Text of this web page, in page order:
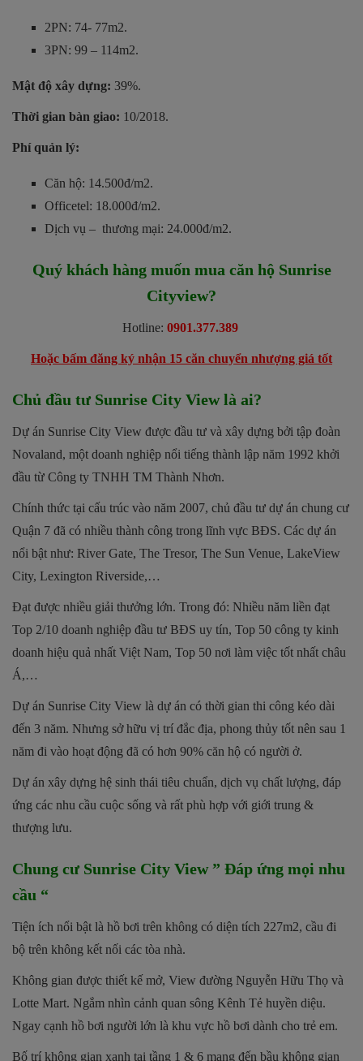
2PN: 74- 77m2.
3PN: 99 – 114m2.
Mật độ xây dựng: 39%.
Thời gian bàn giao: 10/2018.
Phí quản lý:
Căn hộ: 14.500đ/m2.
Officetel: 18.000đ/m2.
Dịch vụ – thương mại: 24.000đ/m2.
Quý khách hàng muốn mua căn hộ Sunrise
Cityview?
Hotline: 0901.377.389
Hoặc bấm đăng ký nhận 15 căn chuyển nhượng giá tốt
Chủ đầu tư Sunrise City View là ai?
Dự án Sunrise City View được đầu tư và xây dựng bởi tập đoàn
Novaland, một doanh nghiệp nổi tiếng thành lập năm 1992 khởi
đầu từ Công ty TNHH TM Thành Nhơn.
Chính thức tại cấu trúc vào năm 2007, chủ đầu tư dự án chung cư
Quận 7 đã có nhiều thành công trong lĩnh vực BĐS. Các dự án
nổi bật như: River Gate, The Tresor, The Sun Venue, LakeView
City, Lexington Riverside,…
Đạt được nhiều giải thưởng lớn. Trong đó: Nhiều năm liền đạt
Top 2/10 doanh nghiệp đầu tư BĐS uy tín, Top 50 công ty kinh
doanh hiệu quả nhất Việt Nam, Top 50 nơi làm việc tốt nhất châu
Á,…
Dự án Sunrise City View là dự án có thời gian thi công kéo dài
đến 3 năm. Nhưng sở hữu vị trí đắc địa, phong thủy tốt nên sau 1
năm đi vào hoạt động đã có hơn 90% căn hộ có người ở.
Dự án xây dựng hệ sinh thái tiêu chuẩn, dịch vụ chất lượng, đáp
ứng các nhu cầu cuộc sống và rất phù hợp với giới trung &
thượng lưu.
Chung cư Sunrise City View ” Đáp ứng mọi nhu
cầu “
Tiện ích nổi bật là hồ bơi trên không có diện tích 227m2, cầu đi
bộ trên không kết nối các tòa nhà.
Không gian được thiết kế mở, View đường Nguyễn Hữu Thọ và
Lotte Mart. Ngắm nhìn cảnh quan sông Kênh Tẻ huyền diệu.
Ngay cạnh hồ bơi người lớn là khu vực hồ bơi dành cho trẻ em.
Bố trí không gian xanh tại tầng 1 & 6 mang đến bầu không gian